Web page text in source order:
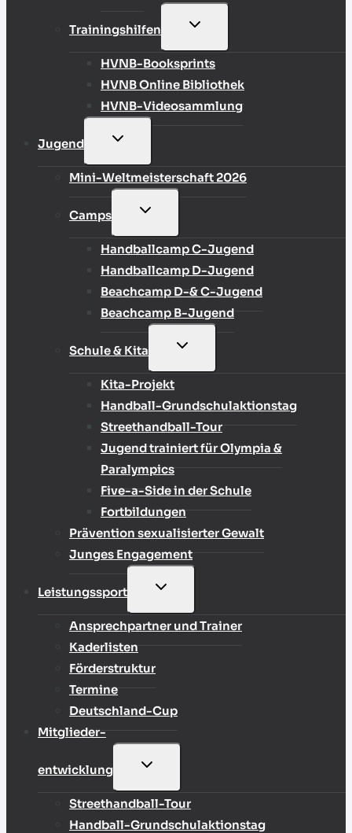
Trainingshilfen
UNTERMENÜ
HVNB-Booksprints
HVNB Online Bibliothek
HVNB-Videosammlung
Jugend
UNTERMENÜ
Mini-Weltmeisterschaft 2026
Camps
UNTERMENÜ
Handballcamp C-Jugend
Handballcamp D-Jugend
Beachcamp D-& C-Jugend
Beachcamp B-Jugend
Schule & Kita
UNTERMENÜ
Kita-Projekt
Handball-Grundschulaktionstag
Streethandball-Tour
Jugend trainiert für Olympia &
Paralympics
Five-a-Side in der Schule
Fortbildungen
Prävention sexualisierter Gewalt
Junges Engagement
Leistungssport
UNTERMENÜ
Ansprechpartner und Trainer
Kaderlisten
Förderstruktur
Termine
Deutschland-Cup
Mitglieder-
entwicklung
UNTERMENÜ
Streethandball-Tour
Handball-Grundschulaktionstag